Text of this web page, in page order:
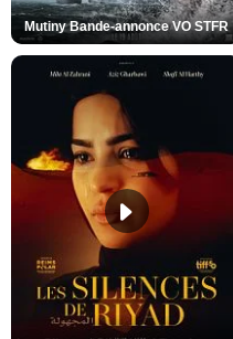
Mutiny Bande-annonce VO STFR